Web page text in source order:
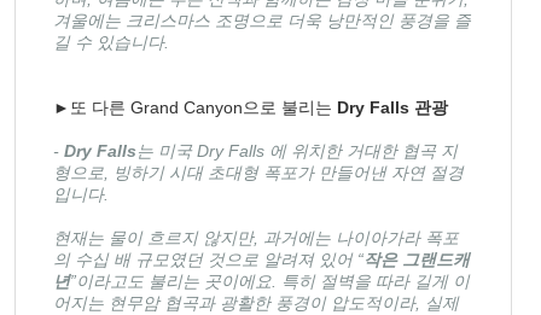
겨울에는 크리스마스 조명으로 더욱 낭만적인 풍경을 즐
길 수 있습니다.
►또 다른 Grand Canyon으로 불리는 Dry Falls 관광
- Dry Falls는 미국 Dry Falls 에 위치한 거대한 협곡 지
형으로, 빙하기 시대 초대형 폭포가 만들어낸 자연 절경
입니다.
현재는 물이 흐르지 않지만, 과거에는 나이아가라 폭포
의 수십 배 규모였던 것으로 알려져 있어 “작은 그랜드캐
년”이라고도 불리는 곳이에요. 특히 절벽을 따라 길게 이
어지는 현무암 협곡과 광활한 풍경이 압도적이라, 실제